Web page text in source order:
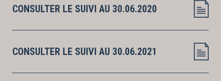
CONSULTER LE SUIVI AU 30.06.2020
CONSULTER LE SUIVI AU 30.06.2021